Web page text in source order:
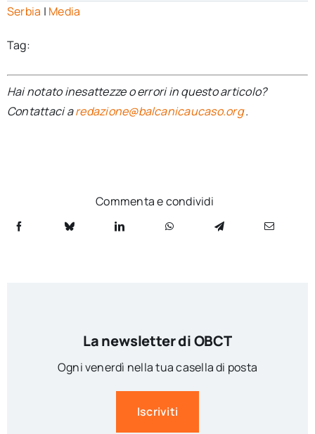
Serbia | Media
Tag:
Hai notato inesattezze o errori in questo articolo?
Contattaci aredazione@balcanicaucaso.org.
Commenta e condividi
La newsletter di OBCT
Ogni venerdì nella tua casella di posta
Iscriviti